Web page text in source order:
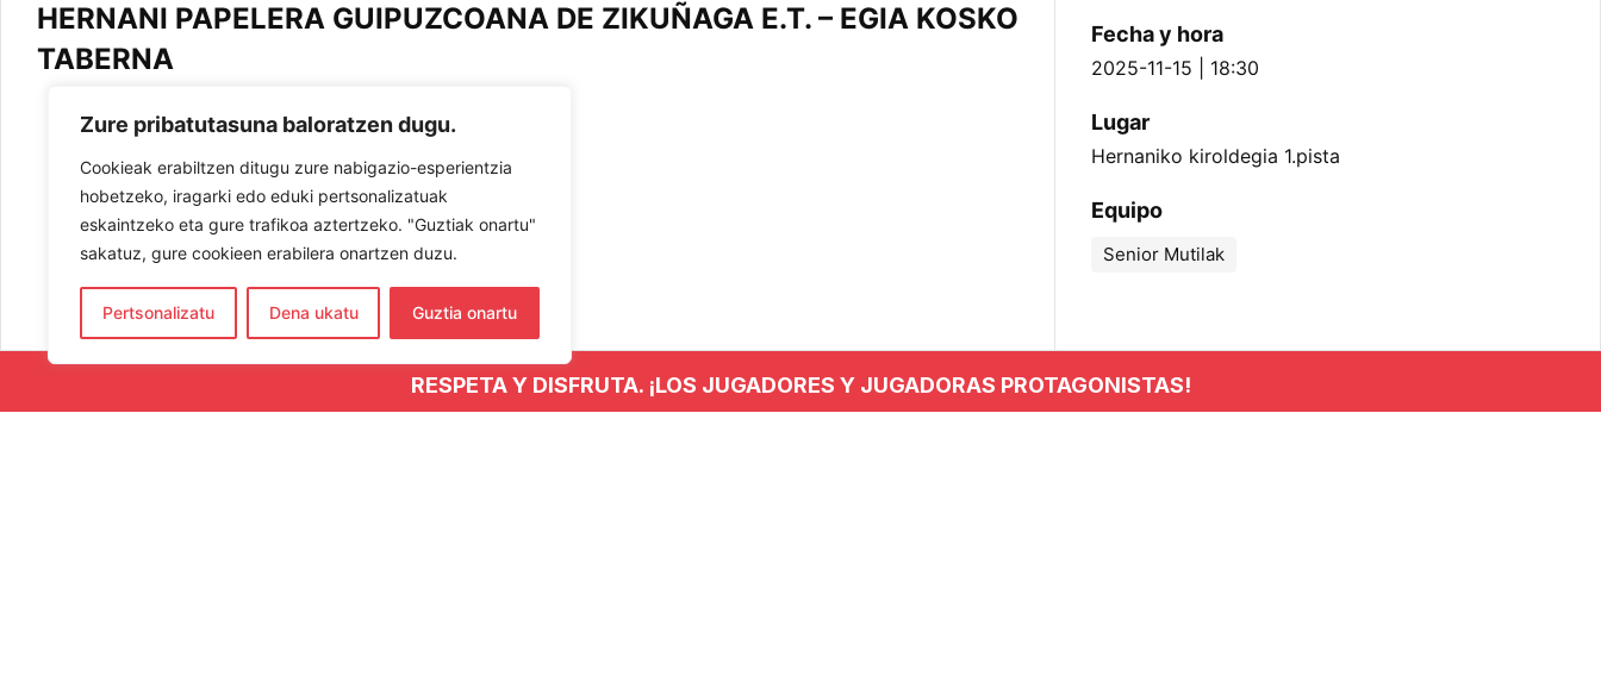
Zure pribatutasuna baloratzen dugu.
Cookieak erabiltzen ditugu zure nabigazio-esperientzia
hobetzeko, iragarki edo eduki pertsonalizatuak
eskaintzeko eta gure trafikoa aztertzeko. "Guztiak onartu"
sakatuz, gure cookieen erabilera onartzen duzu.
Pertsonalizatu Dena ukatu Guztia onartu
HERNANI PAPELERA GUIPUZCOANA DE ZIKUÑAGA E.T. – EGIA KOSKO
TABERNA
Fecha y hora
2025-11-15 | 18:30
Lugar
Hernaniko kiroldegia 1.pista
Equipo
Senior Mutilak
RESPETA Y DISFRUTA. ¡LOS JUGADORES Y JUGADORAS PROTAGONISTAS!